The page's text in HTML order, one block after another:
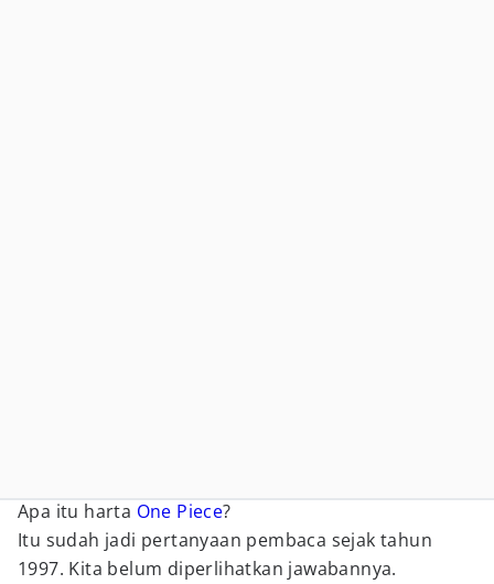
Apa itu harta One Piece?
Itu sudah jadi pertanyaan pembaca sejak tahun
1997. Kita belum diperlihatkan jawabannya.